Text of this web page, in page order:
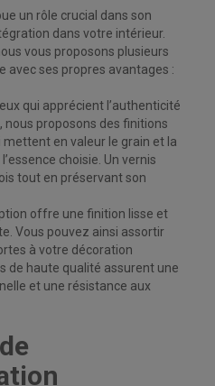
un rôle crucial dans son
dans votre intérieur.
vous proposons plusieurs
avec ses propres avantages :
nous proposons des finitions
en valeur le grain et la
choisie. Un vernis
tout en préservant son
Vous pouvez ainsi assortir
à votre décoration
de haute qualité assurent une
et une résistance aux